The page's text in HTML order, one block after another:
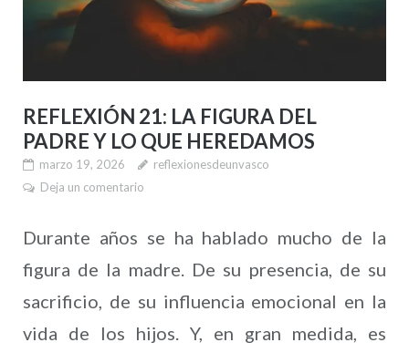
REFLEXIÓN 21: LA FIGURA DEL
PADRE Y LO QUE HEREDAMOS
marzo 19, 2026
reflexionesdeunvasco
Deja un comentario
Durante años se ha hablado mucho de la
figura de la madre. De su presencia, de su
sacrificio, de su influencia emocional en la
vida de los hijos. Y, en gran medida, es